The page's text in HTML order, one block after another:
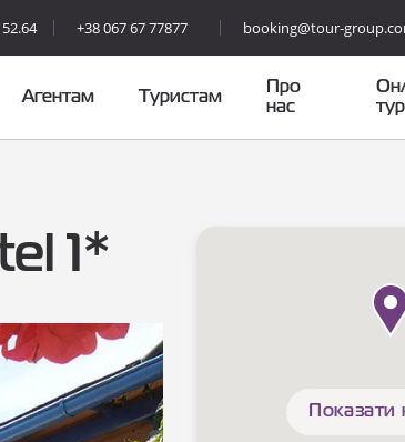
+38 067 67 77877 booking@tour-
Агентам Туристам
Про
нас
1*
Показати